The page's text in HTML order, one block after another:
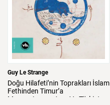
Guy Le Strange
Doğu Hilafeti’nin Toprakları İslam
Fethinden Timur’a
Mezopotamya,
Iran Ve Türkistan